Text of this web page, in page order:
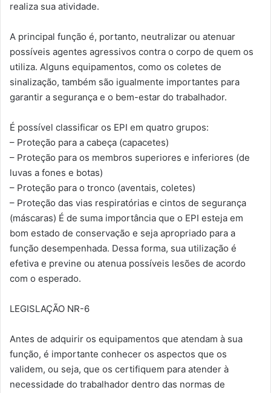
realiza sua atividade.
A principal função é, portanto, neutralizar ou atenuar
possíveis agentes agressivos contra o corpo de quem os
utiliza. Alguns equipamentos, como os coletes de
sinalização, também são igualmente importantes para
garantir a segurança e o bem-estar do trabalhador.
É possível classificar os EPI em quatro grupos:
– Proteção para a cabeça (capacetes)
– Proteção para os membros superiores e inferiores (de
luvas a fones e botas)
– Proteção para o tronco (aventais, coletes)
– Proteção das vias respiratórias e cintos de segurança
(máscaras) É de suma importância que o EPI esteja em
bom estado de conservação e seja apropriado para a
função desempenhada. Dessa forma, sua utilização é
efetiva e previne ou atenua possíveis lesões de acordo
com o esperado.
LEGISLAÇÃO NR-6
Antes de adquirir os equipamentos que atendam à sua
função, é importante conhecer os aspectos que os
validem, ou seja, que os certifiquem para atender à
necessidade do trabalhador dentro das normas de